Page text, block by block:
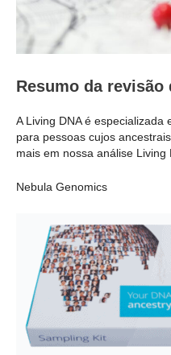
Resumo da revisão
A Living DNA é
para pessoas cujos
mais em nossa análise Living
Nebula Genomics